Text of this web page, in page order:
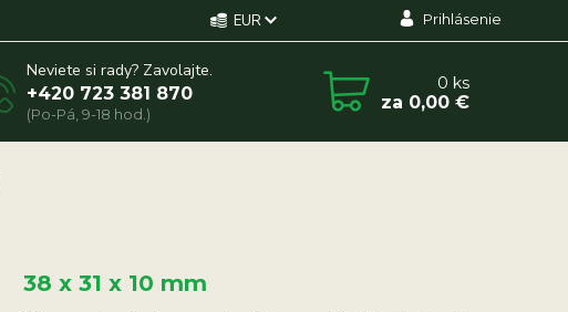
EUR Prihlásenie
Neviete si rady? Zavolajte.
+420 723 381 870
(Po-Pá, 9-18 hod.)
0 ks
za 0,00 €
38 x 31 x 10 mm